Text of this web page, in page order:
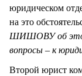
юридическом
на это
ШИШОВУ об этом
вопросы – к
Второй юрист